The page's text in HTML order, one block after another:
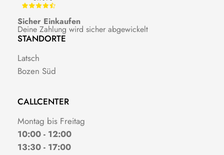
Sicher Einkaufen
Deine Zahlung wird sicher abgewickelt
STANDORTE
Latsch
Bozen Süd
CALLCENTER
Montag bis Freitag
10:00 - 12:00
13:30 - 17:00